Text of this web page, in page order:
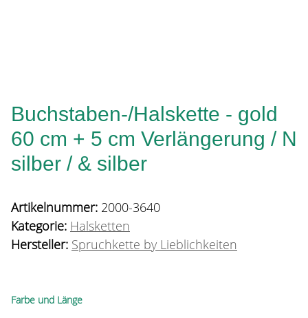
Buchstaben-/Halskette - gold
60 cm + 5 cm Verlängerung / N
silber / & silber
Artikelnummer: 2000-3640
Kategorie: Halsketten
Hersteller: Spruchkette by Lieblichkeiten
Farbe und Länge